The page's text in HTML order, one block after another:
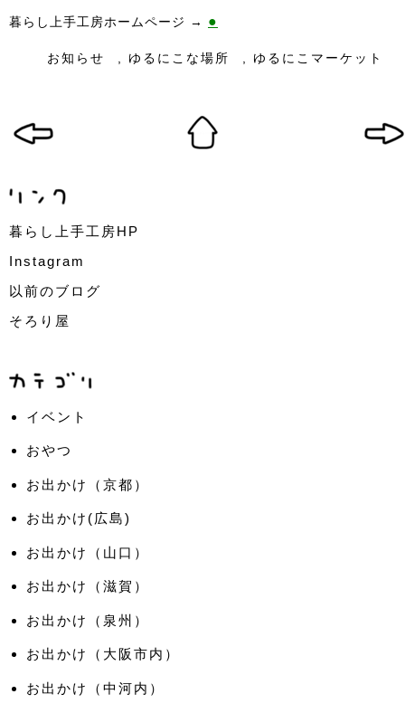
暮らし上手工房ホームページ → ●
お知らせ ゆるにこな場所 ゆるにこマーケット
暮らし上手工房HP
Instagram
以前のブログ
そろり屋
イベント
おやつ
お出かけ（京都）
お出かけ(広島)
お出かけ（山口）
お出かけ（滋賀）
お出かけ（泉州）
お出かけ（大阪市内）
お出かけ（中河内）